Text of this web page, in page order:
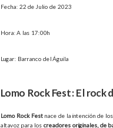
Fecha: 22 de Julio de 2023
Hora: A las 17:00h
Lugar: Barranco del Águila
Lomo Rock Fest: El rock
Lomo Rock Fest nace de la intención de
altavoz para los creadores originales, de